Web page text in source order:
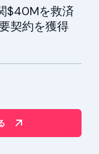
$40Mを救済
契約を獲得